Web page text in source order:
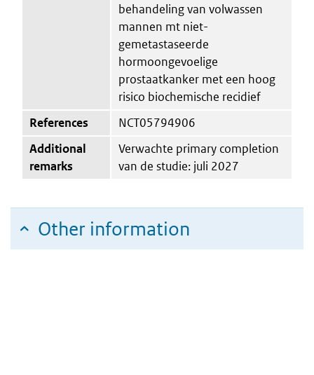
behandeling van volwassen
mannen mt niet-
gemetastaseerde
hormoongevoelige
prostaatkanker met een hoog
risico biochemische recidief
References
NCT05794906
Additional
remarks
Verwachte primary completion
van de studie: juli 2027
Other information